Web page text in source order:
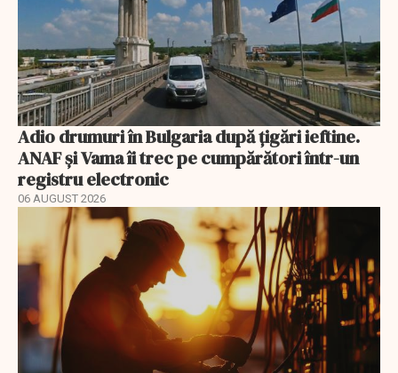
Adio drumuri în Bulgaria după țigări ieftine.
ANAF și Vama îi trec pe cumpărători într-un
registru electronic
06 AUGUST 2026